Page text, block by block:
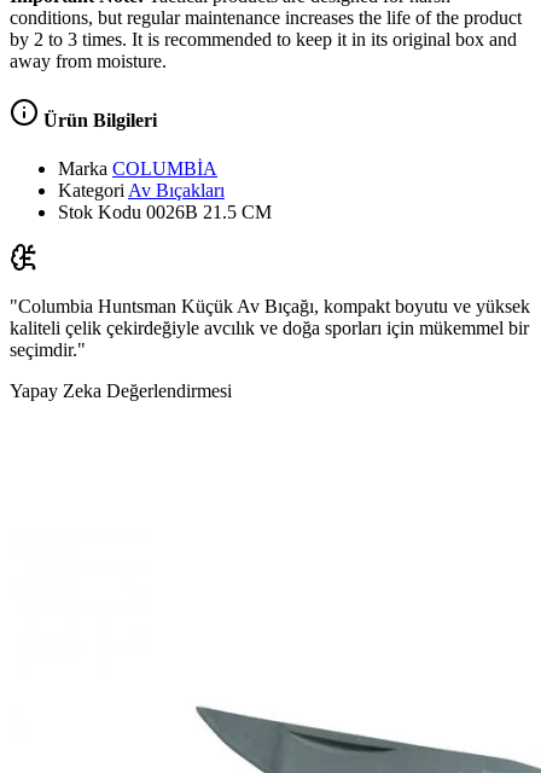
conditions, but regular maintenance increases the life of the product
by 2 to 3 times. It is recommended to keep it in its original box and
away from moisture.
Ürün Bilgileri
Marka COLUMBİA
Kategori Av Bıçakları
Stok Kodu 0026B 21.5 CM
"Columbia Huntsman Küçük Av Bıçağı, kompakt boyutu ve yüksek
kaliteli çelik çekirdeğiyle avcılık ve doğa sporları için mükemmel bir
seçimdir."
Yapay Zeka Değerlendirmesi